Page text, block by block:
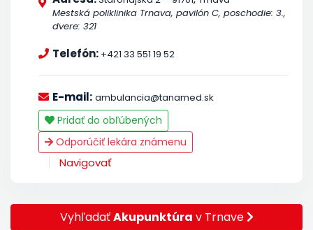
Mestská poliklinika Trnava, pavilón C, poschodie: 3.,
dvere: 321
Telefón: +421 33 551 19 52
E-mail: ambulancia@tanamed.sk
Pridať do obľúbených
Odporúčiť lekára známenu
Navigovať
VyhľadaťAkupunktúra v Trnave